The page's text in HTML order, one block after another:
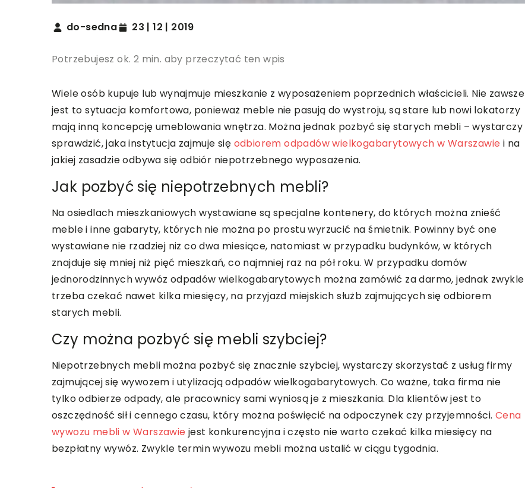
do-sedna 23 | 12 | 2019
Potrzebujesz ok. 2 min. aby przeczytać ten wpis
Wiele osób kupuje lub wynajmuje mieszkanie z wyposażeniem poprzednich właścicieli. Nie zawsze
jest to sytuacja komfortowa, ponieważ meble nie pasują do wystroju, są stare lub nowi lokatorzy
mają inną koncepcję umeblowania wnętrza. Można jednak pozbyć się starych mebli – wystarczy
sprawdzić, jaka instytucja zajmuje się odbiorem odpadów wielkogabarytowych w Warszawie i na
jakiej zasadzie odbywa się odbiór niepotrzebnego wyposażenia.
Jak pozbyć się niepotrzebnych mebli?
Na osiedlach mieszkaniowych wystawiane są specjalne kontenery, do których można znieść
meble i inne gabaryty, których nie można po prostu wyrzucić na śmietnik. Powinny być one
wystawiane nie rzadziej niż co dwa miesiące, natomiast w przypadku budynków, w których
znajduje się mniej niż pięć mieszkań, co najmniej raz na pół roku. W przypadku domów
jednorodzinnych wywóz odpadów wielkogabarytowych można zamówić za darmo, jednak zwykle
trzeba czekać nawet kilka miesięcy, na przyjazd miejskich służb zajmujących się odbiorem
starych mebli.
Czy można pozbyć się mebli szybciej?
Niepotrzebnych mebli można pozbyć się znacznie szybciej, wystarczy skorzystać z usług firmy
zajmującej się wywozem i utylizacją odpadów wielkogabarytowych. Co ważne, taka firma nie
tylko odbierze odpady, ale pracownicy sami wyniosą je z mieszkania. Dla klientów jest to
oszczędność sił i cennego czasu, który można poświęcić na odpoczynek czy przyjemności. Cena
wywozu mebli w Warszawie jest konkurencyjna i często nie warto czekać kilka miesięcy na
bezpłatny wywóz. Zwykle termin wywozu mebli można ustalić w ciągu tygodnia.